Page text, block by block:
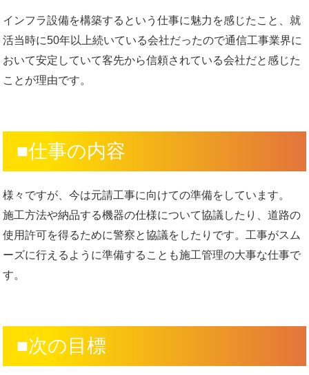
インフラ設備を構築するという仕事に魅力を感じたこと、就
活当時に50年以上続いている会社だったので通信工事業界に
おいて安定していて客先から信頼されている会社だと感じた
ことが理由です。
■仕事の内容
様々ですが、今は元請工事に向けての準備をしています。
施工方法や納品する機器の仕様について協議したり、道路の
使用許可を得るために警察と協議をしたりです。工事がスム
ーズに行えるように準備することも施工管理の大事な仕事で
す。
■次の目標